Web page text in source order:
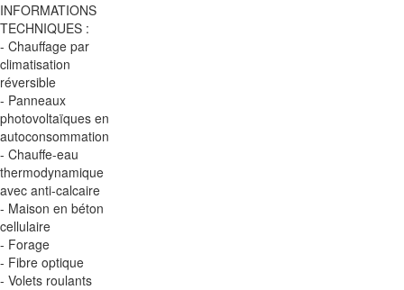
INFORMATIONS
TECHNIQUES :
- Chauffage par
climatisation
réversible
- Panneaux
photovoltaïques en
autoconsommation
- Chauffe-eau
thermodynamique
avec anti-calcaire
- Maison en béton
cellulaire
- Forage
- Fibre optique
- Volets roulants